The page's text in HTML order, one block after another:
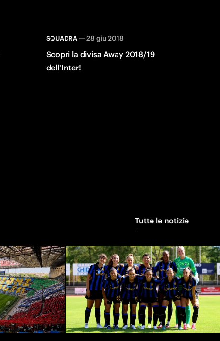
SQUADRA — 28 giu 2018
Scopri la divisa Away 2018/19
dell'Inter!
Tutte le notizie